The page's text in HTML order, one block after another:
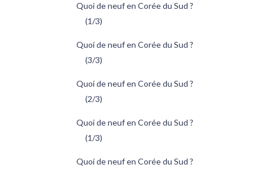
Quoi de neuf en Corée du Sud ?
(1/3)
Quoi de neuf en Corée du Sud ?
(3/3)
Quoi de neuf en Corée du Sud ?
(2/3)
Quoi de neuf en Corée du Sud ?
(1/3)
Quoi de neuf en Corée du Sud ?